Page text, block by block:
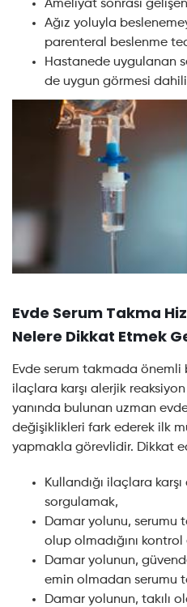
Ameliyat sonrası
Ağız yoluyla
parenteral beslenme
Hastanede uygulanan
de uygun görmesi
Evde Serum Takma
Nelere Dikkat Etmek
Evde serum takmada önemli
ilaçlara karşı alerjik
yanında bulunan uzman
değişiklikleri fark ederek ilk
yapmakla görevlidir. Dikkat
Kullandığı ilaçlara
sorgulamak,
Damar yolunu,
olup olmadığını kontrol
Damar yolunun,
emin olmadan serumu
Damar yolunun, takılı